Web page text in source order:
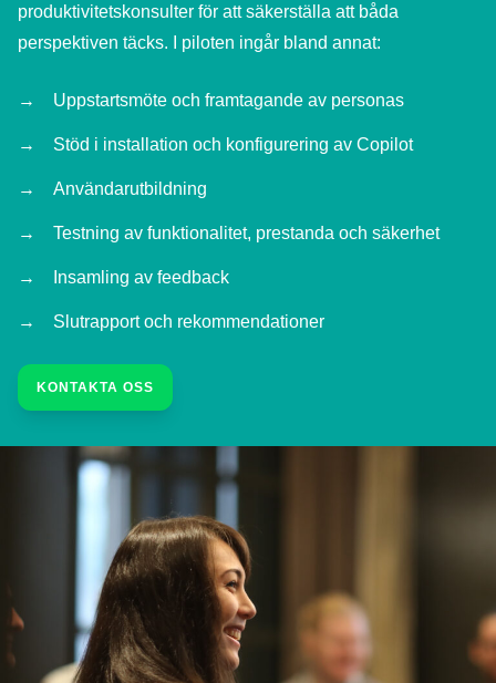
produktivitetskonsulter för att säkerställa att båda
perspektiven täcks. I piloten ingår bland annat:
Uppstartsmöte och framtagande av personas
Stöd i installation och konfigurering av Copilot
Användarutbildning
Testning av funktionalitet, prestanda och säkerhet
Insamling av feedback
Slutrapport och rekommendationer
KONTAKTA OSS